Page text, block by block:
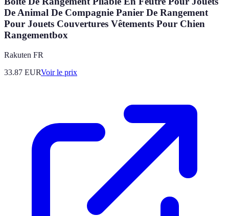
De Animal De Compagnie Panier De Rangement
Pour Jouets Couvertures Vêtements Pour Chien
Rangementbox
Rakuten FR
33.87 EURVoir le prix